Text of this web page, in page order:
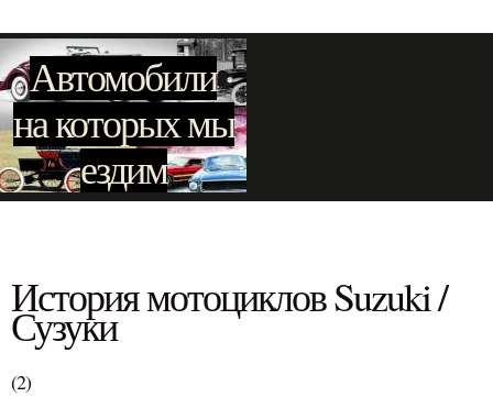
Автомобили
на которых мы
ездим
История мотоциклов Suzuki /
Сузуки
(2)